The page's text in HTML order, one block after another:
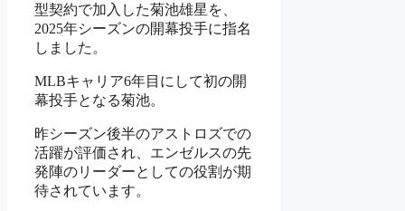
型契約で加入した菊池雄星を、
2025年シーズンの開幕投手に指名
しました。
MLBキャリア6年目にして初の開
幕投手となる菊池。
昨シーズン後半のアストロズでの
活躍が評価され、エンゼルスの先
発陣のリーダーとしての役割が期
待されています。